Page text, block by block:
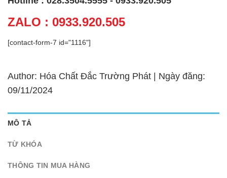
ZALO : 0933.920.505
[contact-form-7 id="1116"]
Author: Hóa Chất Đắc Trường Phát | Ngày đăng:
09/11/2024
MÔ TẢ
TỪ KHÓA
THÔNG TIN MUA HÀNG